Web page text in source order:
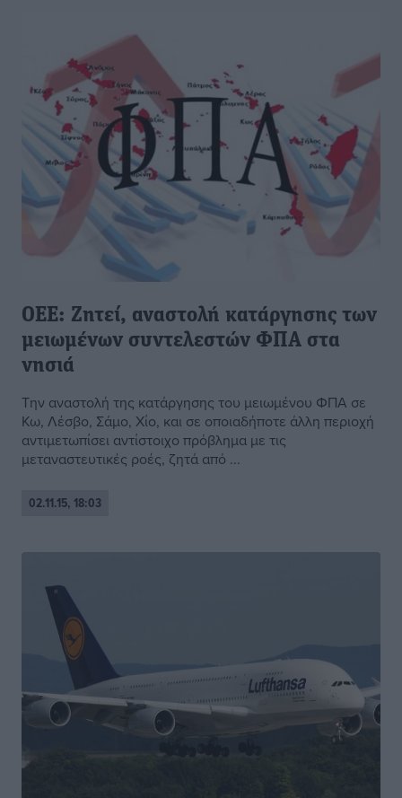
ΟΕΕ: Ζητεί, αναστολή κατάργησης των
μειωμένων συντελεστών ΦΠΑ στα
νησιά
Την αναστολή της κατάργησης του μειωμένου ΦΠΑ σε
Κω, Λέσβο, Σάμο, Χίο, και σε οποιαδήποτε άλλη περιοχή
αντιμετωπίσει αντίστοιχο πρόβλημα με τις
μεταναστευτικές ροές, ζητά από ...
02.11.15, 18:03